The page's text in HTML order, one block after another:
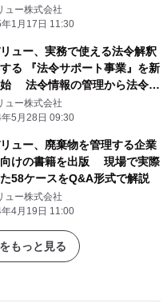
ュー株式会社
1月17日 11:30
ュー、実務で使える法令解釈
る 『法令サポート事業』を新
法令情報の管理から法令解
業をトータルサポート
ュー株式会社
5月28日 09:30
ュー、廃棄物を管理する企業
けの書籍を出版 現場で実際
58ケースをQ&A形式で解説
ュー株式会社
4月19日 11:00
もっと見る